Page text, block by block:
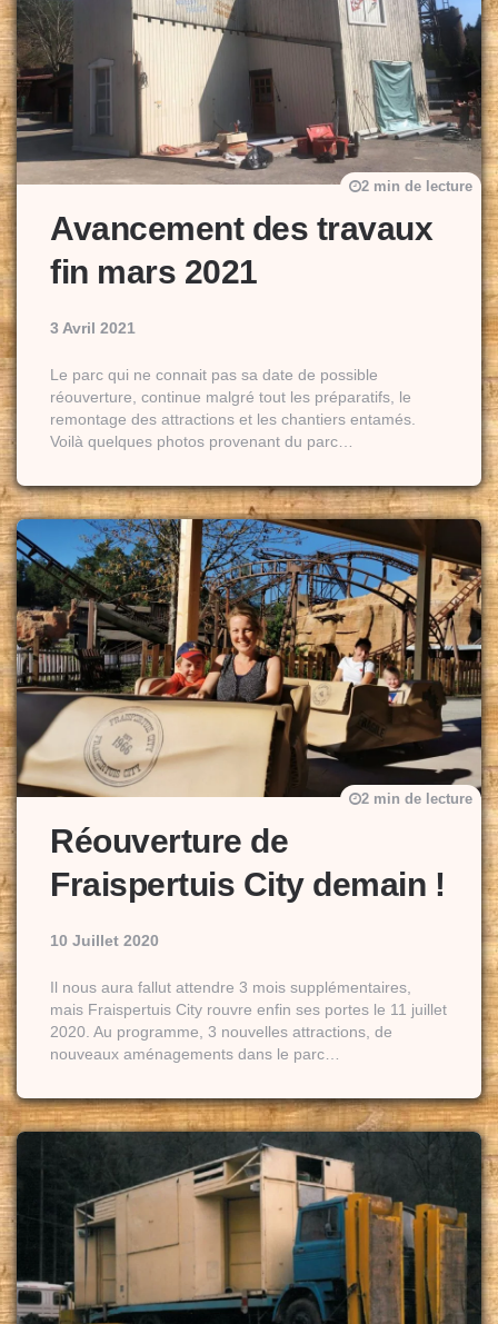
Avancement des travaux
fin mars 2021
3 Avril 2021
2 min de lecture
Le parc qui ne connait pas sa date de possible
réouverture, continue malgré tout les préparatifs, le
remontage des attractions et les chantiers entamés.
Voilà quelques photos provenant du parc…
Réouverture de
Fraispertuis City demain !
10 Juillet 2020
2 min de lecture
Il nous aura fallut attendre 3 mois supplémentaires,
mais Fraispertuis City rouvre enfin ses portes le 11 juillet
2020. Au programme, 3 nouvelles attractions, de
nouveaux aménagements dans le parc…